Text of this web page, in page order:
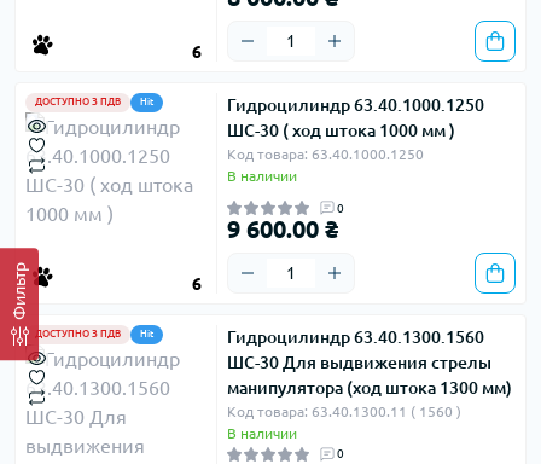
Фильтр
6
ДОСТУПНО З ПДВ Hit
6
Гидроцилиндр 63.40.1000.1250
ШС-30 ( ход штока 1000 мм )
Код товара: 63.40.1000.1250
В наличии
0
9 600.00 ₴
ДОСТУПНО З ПДВ Hit
Гидроцилиндр 63.40.1300.1560
ШС-30 Для выдвижения стрелы
манипулятора (ход штока 1300 мм)
Код товара: 63.40.1300.11 ( 1560 )
В наличии
0